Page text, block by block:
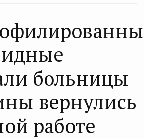
больницы
вернулись
работе